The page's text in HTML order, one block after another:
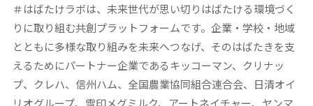
＃はばたけラボは、未来世代が思い切りはばたける環境づく
りに取り組む共創プラットフォームです。企業・学校・地域
とともに多様な取り組みを未来へつなげ、そのはばたきを支
えるためにパートナー企業であるキッコーマン、クリナッ
プ、クレハ、信州ハム、全国農業協同組合連合会、日清オイ
リオグループ、雪印メグミルク、アートネイチャー、ヤンマ